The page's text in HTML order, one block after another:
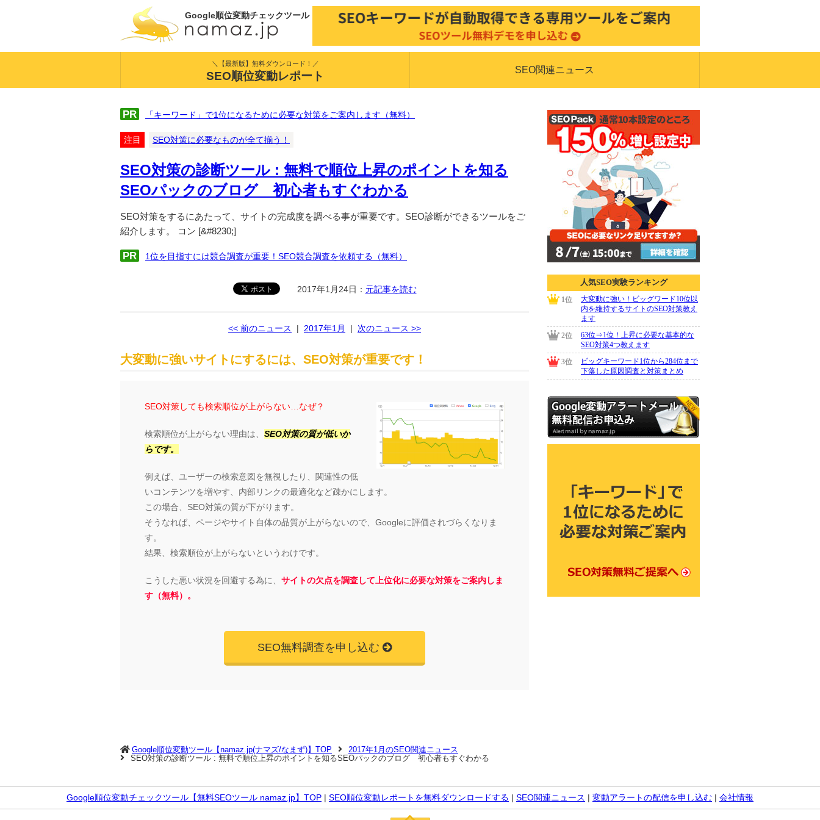
Google順位変動チェックツール
＼【最新版】無料ダウンロード！／
SEO順位変動レポート SEO関連ニュース
PR 「キーワード」で1位になるために必要な対策をご案内します（無料）
注目 SEO対策に必要なものが全て揃う！
SEO対策の診断ツール : 無料で順位上昇のポイントを知る
SEOパックのブログ 初心者もすぐわかる
SEO対策をするにあたって、サイトの完成度を調べる事が重要です。SEO診断ができるツールをご
紹介します。 コン [&#8230;]
PR 1位を目指すには競合調査が重要！SEO競合調査を依頼する（無料）
2017年1月24日： 元記事を読む
<< 前のニュース | 2017年1月 | 次のニュース >>
大変動に強いサイトにするには、SEO対策が重要です！
SEO対策しても検索順位が上がらない…なぜ？
検索順位が上がらない理由は、 SEO対策の質が低いか
らです。
例えば、ユーザーの検索意図を無視したり、関連性の低
いコンテンツを増やす、内部リンクの最適化など疎かにします。
この場合、SEO対策の質が下がります。
そうなれば、ページやサイト自体の品質が上がらないので、Googleに評価されづらくなりま
す。
結果、検索順位が上がらないというわけです。
こうした悪い状況を回避する為に、 サイトの欠点を調査して上位化に必要な対策をご案内しま
す（無料）。
SEO無料調査を申し込む
Google順位変動ツール【namaz.jp(ナマズ/なまず)】TOP
2017年1月のSEO関連ニュース
SEO対策の診断ツール : 無料で順位上昇のポイントを知るSEOパックのブログ 初心者もすぐわかる
Google順位変動チェックツール【無料SEOツール namaz.jp】TOP | SEO順位変動レポートを無料ダウンロードする | SEO関連ニュース | 変動アラートの配信を申し込む | 会社情報